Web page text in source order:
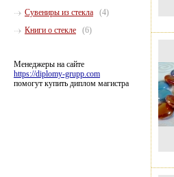
Сувениры из стекла
(4)
Книги о стекле
(6)
Менеджеры на сайте
https://diplomy-grupp.com
помогут купить диплом магистра